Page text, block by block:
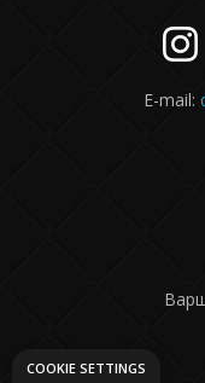
E-mail:
COOKIE SETTINGS